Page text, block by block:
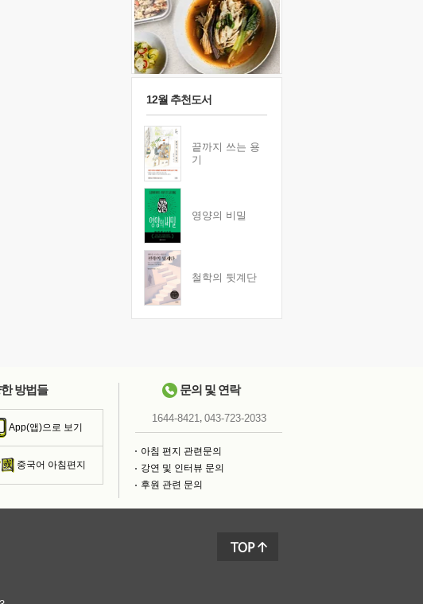
12월 추천도서
끝까지 쓰는 용
기
영양의 비밀
철학의 뒷계단
방법들
App(앱)으로 보기
중국어 아침편지
문의 및 연락
1644-8421, 043-723-2033
아침 편지 관련문의
강연 및 인터뷰 문의
후원 관련 문의